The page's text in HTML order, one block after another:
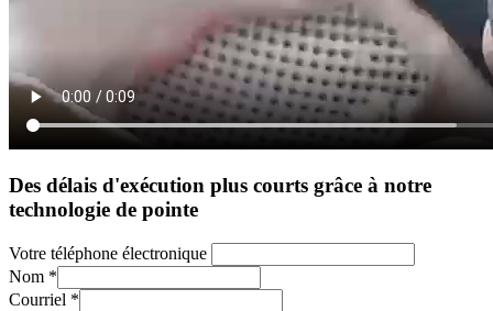
Des délais d'exécution plus courts grâce à notre
technologie de pointe
Votre téléphone électronique
Nom *
Courriel *